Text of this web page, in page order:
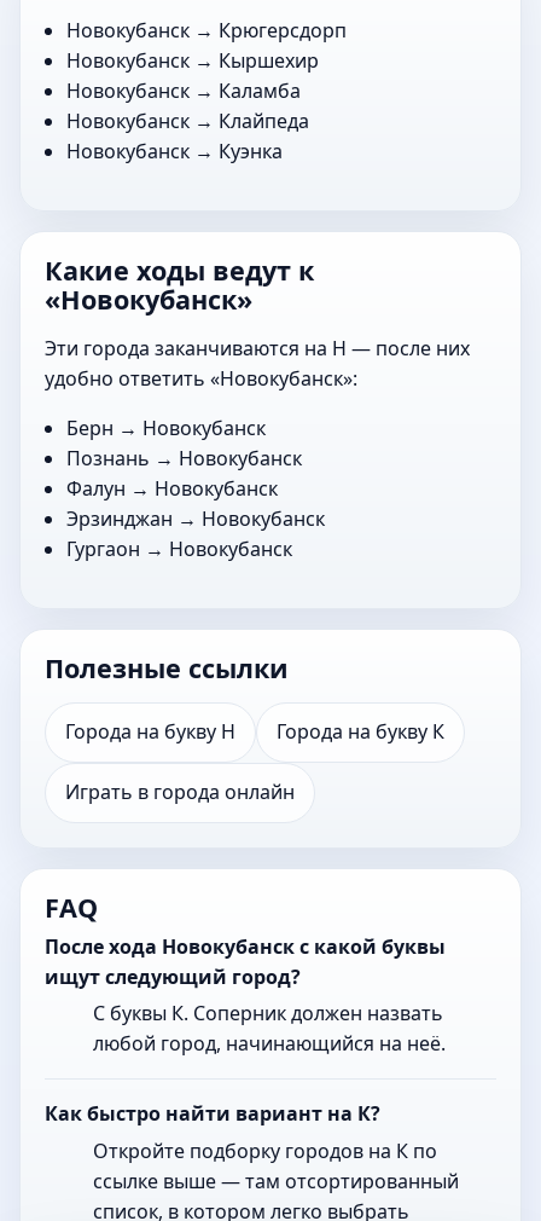
Новокубанск → Крюгерсдорп
Новокубанск → Кыршехир
Новокубанск → Каламба
Новокубанск → Клайпеда
Новокубанск → Куэнка
Какие ходы ведут к
«Новокубанск»
Эти города заканчиваются на Н — после них
удобно ответить «Новокубанск»:
Берн → Новокубанск
Познань → Новокубанск
Фалун → Новокубанск
Эрзинджан → Новокубанск
Гургаон → Новокубанск
Полезные ссылки
Города на букву Н Города на букву К
Играть в города онлайн
FAQ
После хода Новокубанск с какой буквы
ищут следующий город?
С буквы К. Соперник должен назвать
любой город, начинающийся на неё.
Как быстро найти вариант на К?
Откройте подборку городов на К по
ссылке выше — там отсортированный
список, в котором легко выбрать